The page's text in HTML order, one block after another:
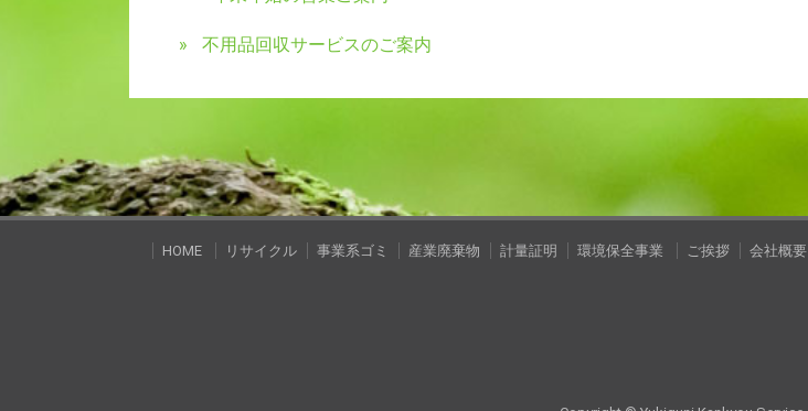
不用品回収サービスのご案内
HOME リサイクル 事業系ゴミ 産業廃棄物 計量証明 環境保全事業 ご挨拶 会社概要